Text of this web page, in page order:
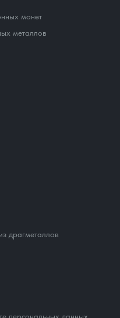
монет
металлов
драгметаллов
персональных данных